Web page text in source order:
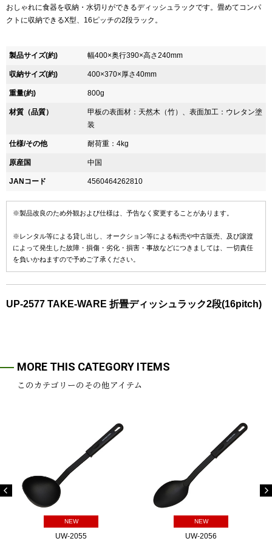
おしゃれに食器を収納・水切りができるディッシュラックです。畳めてコンパ
クトに収納できるX型、16ピッチの2段ラック。
製品サイズ(約) 幅400×奥行390×高さ240mm
収納サイズ(約) 400×370×厚さ40mm
重量(約) 800g
材質（品質）
甲板の表面材：天然木（竹）、表面加工：ウレタン塗
装
仕様/その他 耐荷重：4kg
原産国 中国
JANコード 4560464262810
※製品改良のため外観および仕様は、予告なく変更することがあります。
※レンタル等による貸し出し、オークション等による転売や中古販売、及び譲渡
によって発生した故障・損傷・劣化・損害・事故などにつきましては、一切責任
を負いかねますので予めご了承ください。
UP-2577 TAKE-WARE 折畳ディッシュラック2段(16pitch)
MORE THIS CATEGORY ITEMS
このカテゴリーのその他アイテム
NEW
UW-2055
NEW
UW-2056